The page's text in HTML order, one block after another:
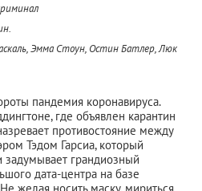
Эмма Стоун, Остин Батлер, Люк
пандемия коронавируса.
где объявлен карантин
противостояние между
Тэдом Гарсиа, который
задумывает грандиозный
дата-центра на базе